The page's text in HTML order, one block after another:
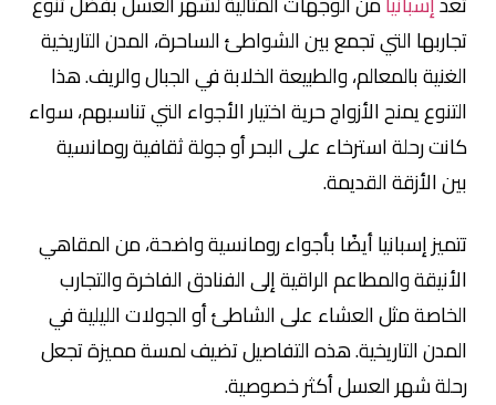
تجاربها التي تجمع بين الشواطئ الساحرة، المدن التاريخية
الغنية بالمعالم، والطبيعة الخلابة في الجبال والريف. هذا
التنوع يمنح الأزواج حرية اختيار الأجواء التي تناسبهم، سواء
كانت رحلة استرخاء على البحر أو جولة ثقافية رومانسية
بين الأزقة القديمة.
تتميز إسبانيا أيضًا بأجواء رومانسية واضحة، من المقاهي
الأنيقة والمطاعم الراقية إلى الفنادق الفاخرة والتجارب
الخاصة مثل العشاء على الشاطئ أو الجولات الليلية في
المدن التاريخية. هذه التفاصيل تضيف لمسة مميزة تجعل
رحلة شهر العسل أكثر خصوصية.